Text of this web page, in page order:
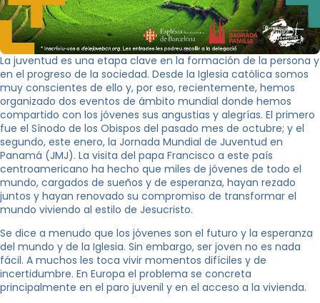
La juventud es una etapa clave en la formación de la persona y
en el progreso de la sociedad. Desde la Iglesia católica somos
muy conscientes de ello y, por eso, recientemente, hemos
organizado dos eventos de ámbito mundial donde hemos
compartido con los jóvenes sus angustias y alegrías. El primero
fue el Sínodo de los Obispos del pasado mes de octubre; y el
segundo, este enero, la Jornada Mundial de Juventud en
Panamá (JMJ). La visita del papa Francisco a este país
centroamericano ha hecho que miles de jóvenes de todo el
mundo, cargados de sueños y de esperanza, hayan rezado
juntos y hayan renovado su compromiso de transformar el
mundo viviendo al estilo de Jesucristo.
Se dice a menudo que los jóvenes son el futuro y la esperanza
del mundo y de la Iglesia. Sin embargo, ser joven no es nada
fácil. A muchos les toca vivir momentos difíciles y de
incertidumbre. En Europa el problema se concreta
principalmente en el paro juvenil y en el acceso a la vivienda.